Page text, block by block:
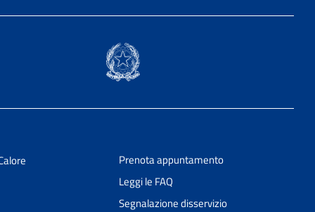
Prenota appuntamento
Leggi le FAQ
Segnalazione disservizio